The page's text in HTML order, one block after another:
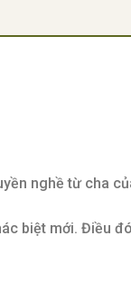
nghề từ cha
biệt mới. Điều